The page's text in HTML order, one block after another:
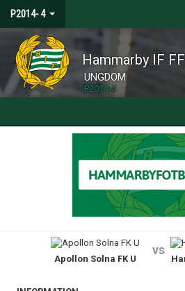
P2014- 4
Hammarby IF FF
UNGDOM
P2014-4
BILDGALLERI
Apollon Solna FK U
vs